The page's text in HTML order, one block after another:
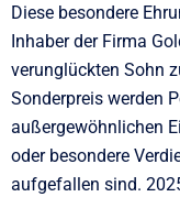
Diese besondere
Inhaber der Firma
verunglückten Sohn
Sonderpreis werden
außergewöhnlichen
oder besondere
aufgefallen sind.